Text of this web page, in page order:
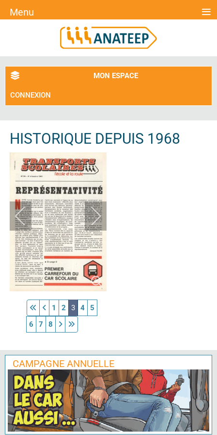
MON ESPACE
CONNEXION
HISTORIQUE DEPUIS 1968
1 2 3 4
5
6
7 8
CAMPAGNE ANNUELLE
Menu ≡